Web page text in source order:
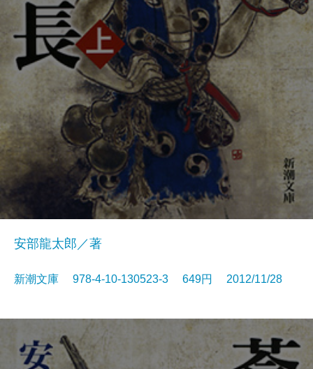
安部龍太郎／著
新潮文庫 978-4-10-130523-3 649円 2012/11/28